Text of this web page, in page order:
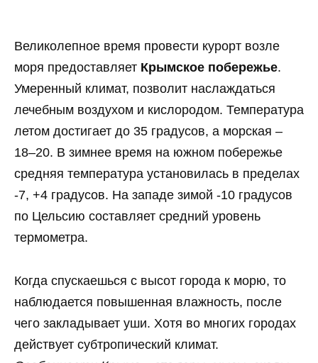
Великолепное время провести курорт возле
моря предоставляет Крымское побережье.
Умеренный климат, позволит наслаждаться
лечебным воздухом и кислородом. Температура
летом достигает до 35 градусов, а морская –
18–20. В зимнее время на южном побережье
средняя температура установилась в пределах
-7, +4 градусов. На западе зимой -10 градусов
по Цельсию составляет средний уровень
термометра.
Когда спускаешься с высот города к морю, то
наблюдается повышенная влажность, после
чего закладывает уши. Хотя во многих городах
действует субтропический климат.